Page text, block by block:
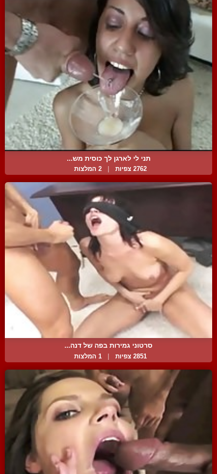
תני לי לארגן לך כוסית מש...
2762 צפיות 2 המלצות
סרטוני גמירות בפה של דנה...
2851 צפיות 1 המלצות